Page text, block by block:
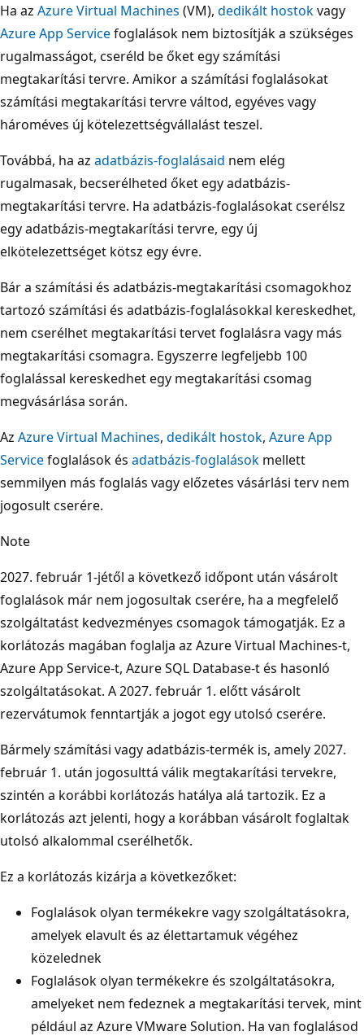
Ha az Azure Virtual Machines (VM), dedikált hostokvagy
Azure App Servicefoglalások nem biztosítják a szükséges
rugalmasságot, cseréld be őket egy számítási
megtakarítási tervre. Amikor a számítási foglalásokat
számítási megtakarítási tervre váltod, egyéves vagy
hároméves új kötelezettségvállalást teszel.
Továbbá, ha az adatbázis-foglalásaid nem elég
rugalmasak, becserélheted őket egy adatbázis-
megtakarítási tervre. Ha adatbázis-foglalásokat cserélsz
egy adatbázis-megtakarítási tervre, egy új
elkötelezettséget kötsz egy évre.
Bár a számítási és adatbázis-megtakarítási csomagokhoz
tartozó számítási és adatbázis-foglalásokkal kereskedhet,
nem cserélhet megtakarítási tervet foglalásra vagy más
megtakarítási csomagra. Egyszerre legfeljebb 100
foglalással kereskedhet egy megtakarítási csomag
megvásárlása során.
Az Azure Virtual Machines, dedikált hostok, Azure App
Servicefoglalások és adatbázis-foglalások mellett
semmilyen más foglalás vagy előzetes vásárlási terv nem
jogosult cserére.
Note
2027. február 1-jétől a következő időpont után vásárolt
foglalások már nem jogosultak cserére, ha a megfelelő
szolgáltatást kedvezményes csomagok támogatják. Ez a
korlátozás magában foglalja az Azure Virtual Machines-t,
Azure App Service-t, Azure SQL Database-t és hasonló
szolgáltatásokat. A 2027. február 1. előtt vásárolt
rezervátumok fenntartják a jogot egy utolsó cserére.
Bármely számítási vagy adatbázis-termék is, amely 2027.
február 1. után jogosulttá válik megtakarítási tervekre,
szintén a korábbi korlátozás hatálya alá tartozik. Ez a
korlátozás azt jelenti, hogy a korábban vásárolt foglaltak
utolsó alkalommal cserélhetők.
Ez a korlátozás kizárja a következőket:
Foglalások olyan termékekre vagy szolgáltatásokra,
amelyek elavult és az élettartamuk végéhez
közelednek
Foglalások olyan termékekre és szolgáltatásokra,
amelyeket nem fedeznek a megtakarítási tervek, mint
például az Azure VMware Solution. Ha van foglalásod